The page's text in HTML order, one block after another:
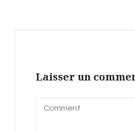
Laisser un